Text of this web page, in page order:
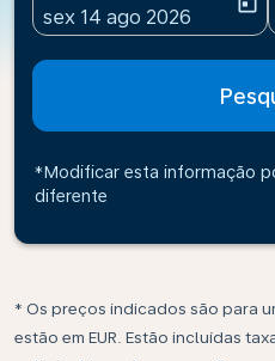
fc-booking-departure-
sex 14 ago 2026
*Modificar esta informação
diferente
* Os preços indicados são para
estão em EUR. Estão incluídas